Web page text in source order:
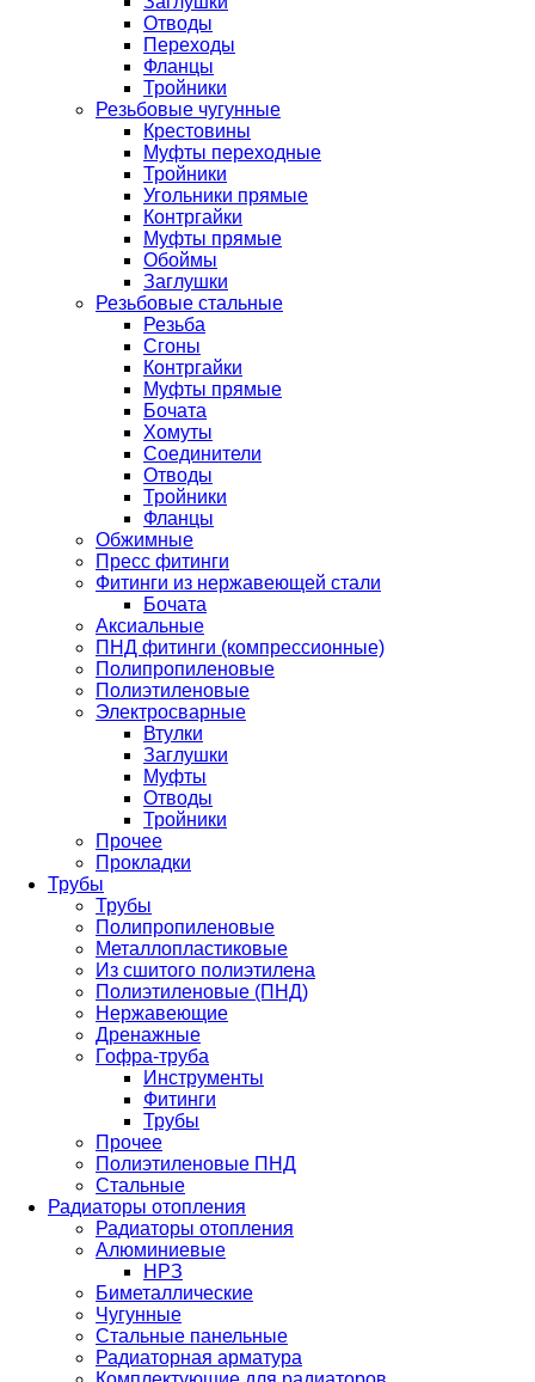
Отводы
Переходы
Фланцы
Тройники
Резьбовые чугунные
Крестовины
Муфты переходные
Тройники
Угольники прямые
Контргайки
Муфты прямые
Обоймы
Заглушки
Резьбовые стальные
Резьба
Сгоны
Контргайки
Муфты прямые
Бочата
Хомуты
Соединители
Отводы
Тройники
Фланцы
Обжимные
Пресс фитинги
Фитинги из нержавеющей стали
Бочата
Аксиальные
ПНД фитинги (компрессионные)
Полипропиленовые
Полиэтиленовые
Электросварные
Втулки
Заглушки
Муфты
Отводы
Тройники
Прочее
Прокладки
Трубы
Трубы
Полипропиленовые
Металлопластиковые
Из сшитого полиэтилена
Полиэтиленовые (ПНД)
Нержавеющие
Дренажные
Гофра-труба
Инструменты
Фитинги
Трубы
Прочее
Полиэтиленовые ПНД
Стальные
Радиаторы отопления
Радиаторы отопления
Алюминиевые
НРЗ
Биметаллические
Чугунные
Стальные панельные
Радиаторная арматура